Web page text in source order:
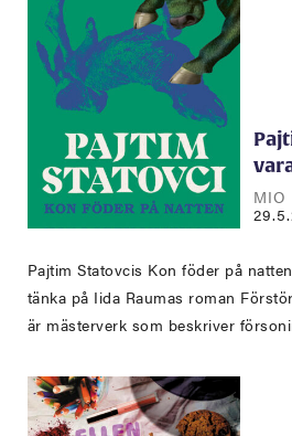
MIO
Pajtim Statovcis Kon föder på
tänka på Iida Raumas roman
är mästerverk som beskriver